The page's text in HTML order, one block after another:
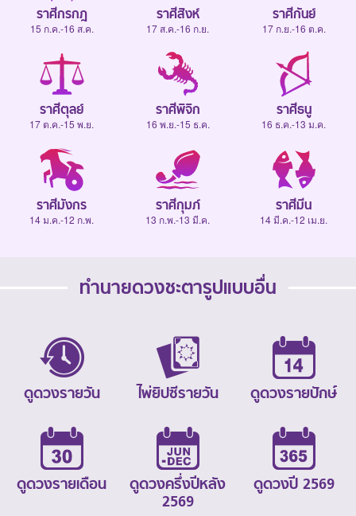
ราศีกรกฎ
15 ก.ค.-16 ส.ค.
ราศีสิงห์
17 ส.ค.-16 ก.ย.
ราศีกันย์
17 ก.ย.-16 ต.ค.
ราศีตุลย์
17 ต.ค.-15 พ.ย.
ราศีพิจิก
16 พ.ย.-15 ธ.ค.
ราศีธนู
16 ธ.ค.-13 ม.ค.
ราศีมังกร
14 ม.ค.-12 ก.พ.
ราศีกุมภ์
13 ก.พ.-13 มี.ค.
ราศีมีน
14 มี.ค.-12 เม.ย.
ทำนายดวงชะตารูปแบบอื่น
ดูดวงรายวัน ไพ่ยิปซีรายวัน ดูดวงรายปักษ์
ดูดวงรายเดือน
ดูดวงครึ่งปีหลัง
2569
ดูดวงปี 2569